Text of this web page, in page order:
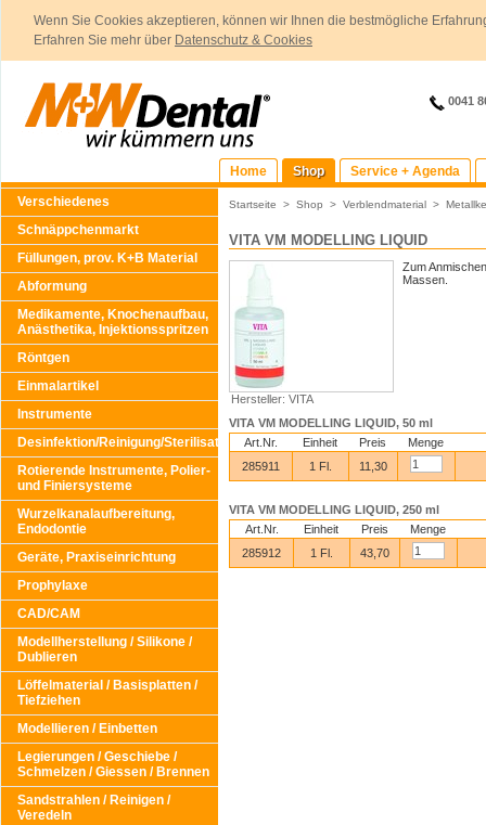
Wenn Sie Cookies akzeptieren, können wir Ihnen die bestmögliche
Erfahren Sie mehr über Datenschutz & Cookies
0041
Home Shop
Service + Agenda
Verschiedenes
Schnäppchenmarkt
Füllungen, prov. K+B Material
Abformung
Medikamente, Knochenaufbau,
Anästhetika, Injektionsspritzen
Röntgen
Einmalartikel
Instrumente
Desinfektion/Reinigung/Sterilisation
Rotierende Instrumente, Polier-
und Finiersysteme
Wurzelkanalaufbereitung,
Endodontie
Geräte, Praxiseinrichtung
Prophylaxe
CAD/CAM
Modellherstellung / Silikone /
Dublieren
Löffelmaterial / Basisplatten /
Tiefziehen
Modellieren / Einbetten
Legierungen / Geschiebe /
Schmelzen / Giessen / Brennen
Sandstrahlen / Reinigen /
Veredeln
Startseite > Shop > Verblendmaterial >
VITA VM MODELLING LIQUID
Hersteller: VITA
Zum
Massen.
VITA VM MODELLING LIQUID, 50 ml
Art.Nr.
Einheit Preis
Menge
285911
1 Fl. 11,30
VITA VM MODELLING LIQUID, 250 ml
Art.Nr.
Einheit Preis
Menge
285912
1 Fl. 43,70